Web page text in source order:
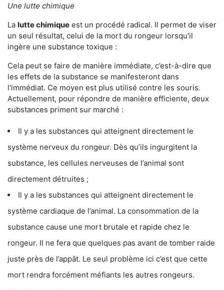
Une lutte chimique
La lutte chimique est un procédé radical. Il permet de viser
un seul résultat, celui de la mort du rongeur lorsqu'il
ingère une substance toxique :
Cela peut se faire de manière immédiate, c’est-à-dire que
les effets de la substance se manifesteront dans
l'immédiat. Ce moyen est plus utilisé contre les souris.
Actuellement, pour répondre de manière efficiente, deux
substances priment sur marché :
Il y a les substances qui atteignent directement le
système nerveux du rongeur. Dès qu’ils ingurgitent la
substance, les cellules nerveuses de l’animal sont
directement détruites ;
Il y a les substances qui atteignent directement le
système cardiaque de l’animal. La consommation de la
substance cause une mort brutale et rapide chez le
rongeur. Il ne fera que quelques pas avant de tomber raide
juste près de l’appât. Le seul problème ici c’est que cette
mort rendra forcément méfiants les autres rongeurs.